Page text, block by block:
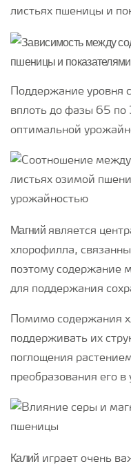
Поддержание уровня
вплоть до фазы 65 по
оптимальной
Магнийявляется
хлорофилла,
поэтому содержание
для поддержания
Помимо содержания
поддерживать их
поглощения
преобразования его
Калий играет очень